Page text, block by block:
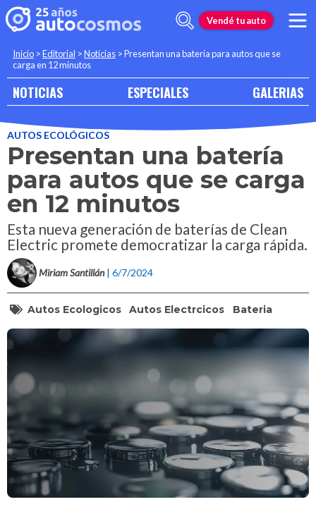
Vendé tu auto
Inicio >Editorial >Noticias >Presentan una batería para autos que se
carga en 12 minutos
NOTICIAS ESPECIALES GALERIAS
AUTOS ECOLÓGICOS
Presentan una batería
para autos que se carga
en 12 minutos
Esta nueva generación de baterías de Clean
Electric promete democratizar la carga rápida.
Miriam Santillán | 6/7/2024
Autos Ecologicos Autos Electrcicos Bateria